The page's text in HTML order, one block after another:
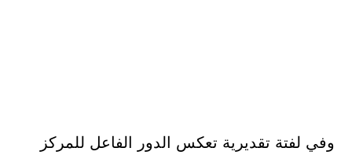
وفي لفتة تقديرية تعكس الدور الفاعل للمركز